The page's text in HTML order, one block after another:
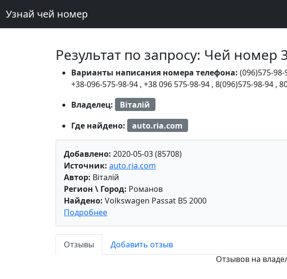
Узнай чей номер
Результат по запросу: Чей номер
Варианты написания номера телефона: (096)575-98-
+38-096-575-98-94 , +38 096 575-98-94 , 8(096)575-98-94 ,
Владелец:
Віталій
Где найдено:
auto.ria.com
Добавлено: 2020-05-03 (85708)
Источник: auto.ria.com
Автор: Віталій
Регион \ Город: Романов
Найдено: Volkswagen Passat B5 2000
Подробнее
Отзывы
Добавить отзыв
Отзывов на